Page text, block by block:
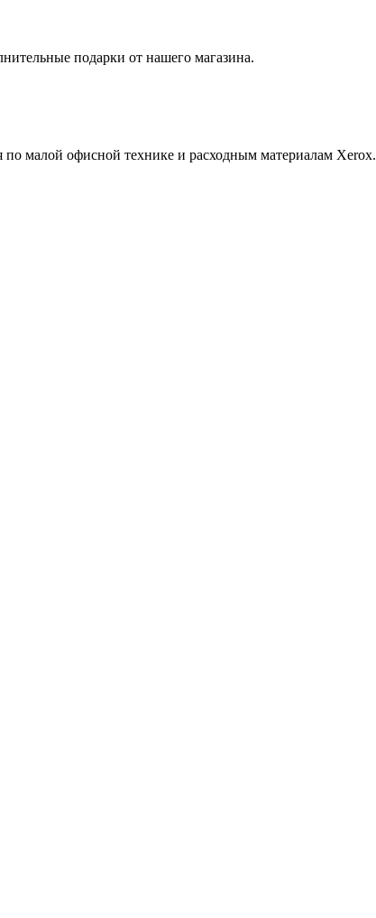
подарки от нашего магазина.
по малой офисной технике и расходным материалам Xerox.